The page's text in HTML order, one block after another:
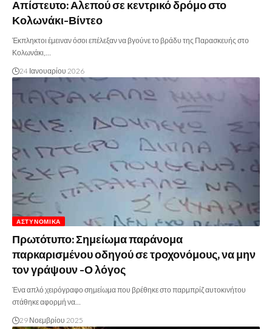
Απίστευτο: Αλεπού σε κεντρικό δρόμο στο
Κολωνάκι-Βίντεο
Έκπληκτοι έμειναν όσοι επέλεξαν να βγούνε το βράδυ της Παρασκευής στο
Κολωνάκι,…
24 Ιανουαρίου 2026
ΑΣΤΥΝΟΜΙΚΆ
Πρωτότυπο: Σημείωμα παράνομα
παρκαρισμένου οδηγού σε τροχονόμους, να μην
τον γράψουν -Ο λόγος
Ένα απλό χειρόγραφο σημείωμα που βρέθηκε στο παρμπρίζ αυτοκινήτου
στάθηκε αφορμή να…
29 Νοεμβρίου 2025